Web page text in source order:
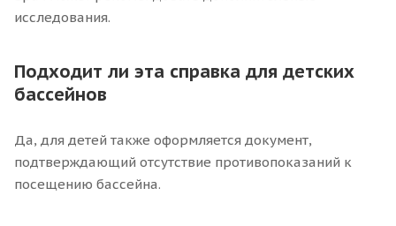
исследования.
Подходит ли эта справка для детских
бассейнов
Да, для детей также оформляется документ,
подтверждающий отсутствие противопоказаний к
посещению бассейна.